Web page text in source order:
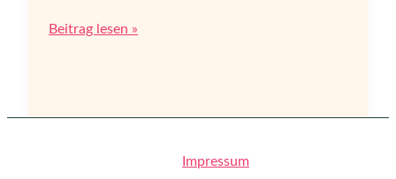
Bikini
Beitrag lesen »
Impressum